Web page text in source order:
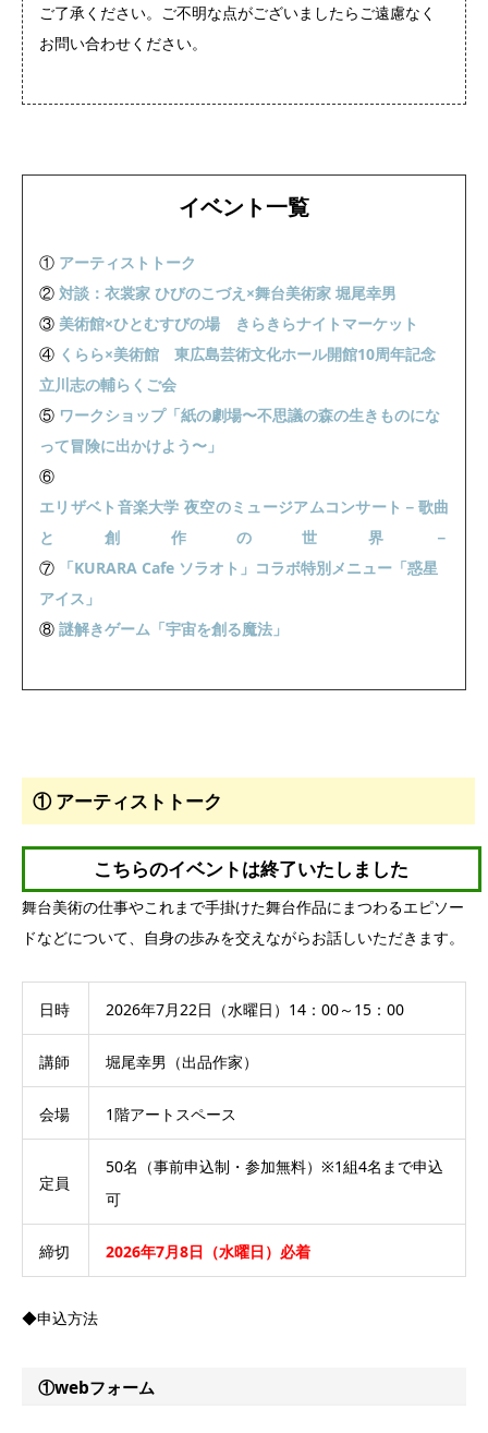
ご了承ください。ご不明な点がございましたらご遠慮なく
お問い合わせください。
イベント一覧
① アーティストトーク
② 対談：衣裳家 ひびのこづえ×舞台美術家 堀尾幸男
③ 美術館×ひとむすびの場 きらきらナイトマーケット
④ くらら×美術館 東広島芸術文化ホール開館10周年記念
立川志の輔らくご会
⑤ ワークショップ「紙の劇場〜不思議の森の生きものにな
って冒険に出かけよう〜」
⑥
エリザベト音楽大学 夜空のミュージアムコンサート－歌曲
と創作の世界－
⑦
「KURARA Cafe ソラオト」コラボ特別メニュー「惑星
アイス」
⑧ 謎解きゲーム「宇宙を創る魔法」
① アーティストトーク
こちらのイベントは終了いたしました
舞台美術の仕事やこれまで手掛けた舞台作品にまつわるエピソー
ドなどについて、自身の歩みを交えながらお話しいただきます。
日時 2026年7月22日（水曜日）14：00～15：00
講師 堀尾幸男（出品作家）
会場 1階アートスペース
定員
50名（事前申込制・参加無料）※1組4名まで申込
可
締切 2026年7月8日（水曜日）必着
◆申込方法
①webフォーム